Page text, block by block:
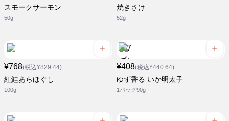
スモークサーモン
50g
焼きさけ
52g
¥768(税込¥829.44)
紅鮭あらほぐし
100g
¥408(税込¥440.64)
ゆず香る いか明太子
1パック90g